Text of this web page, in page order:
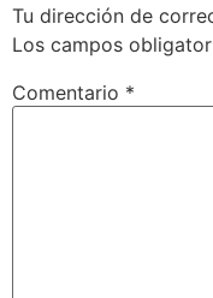
Tu dirección de
Los campos
Comentario *